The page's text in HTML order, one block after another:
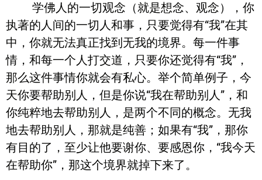
学佛人的一切观念（就是想念、观念），你
执著的人间的一切人和事，只要觉得有“我”在其
中，你就无法真正找到无我的境界。每一件事
情，和每一个人打交道，只要你还觉得有“我”，
那么这件事情你就会有私心。举个简单例子，今
天你要帮助别人，但是你说“我在帮助别人”，和
你纯粹地去帮助别人，是两个不同的概念。无我
地去帮助别人，那就是纯善；如果有“我”，那你
有目的了，至少让他要谢你、要感恩你，“我今天
在帮助你”，那这个境界就掉下来了。